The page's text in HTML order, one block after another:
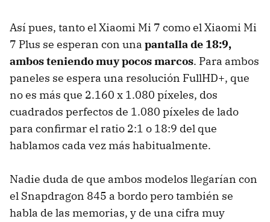
Así pues, tanto el Xiaomi Mi 7 como el Xiaomi Mi
7 Plus se esperan con una pantalla de 18:9,
ambos teniendo muy pocos marcos. Para ambos
paneles se espera una resolución FullHD+, que
no es más que 2.160 x 1.080 píxeles, dos
cuadrados perfectos de 1.080 píxeles de lado
para confirmar el ratio 2:1 o 18:9 del que
hablamos cada vez más habitualmente.
Nadie duda de que ambos modelos llegarían con
el Snapdragon 845 a bordo pero también se
habla de las memorias, y de una cifra muy